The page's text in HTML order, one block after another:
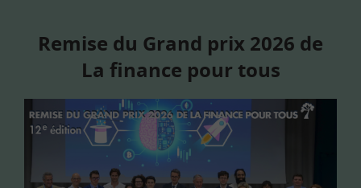
Remise du Grand prix 2026 de
La finance pour tous